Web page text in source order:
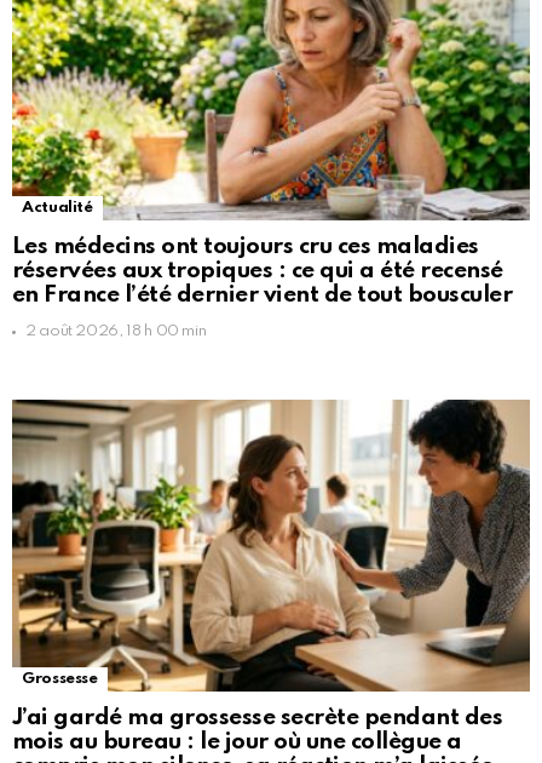
Actualité
Les médecins ont toujours cru ces maladies
réservées aux tropiques : ce qui a été recensé
en France l’été dernier vient de tout bousculer
2 août 2026, 18 h 00 min
Grossesse
J’ai gardé ma grossesse secrète pendant des
mois au bureau : le jour où une collègue a